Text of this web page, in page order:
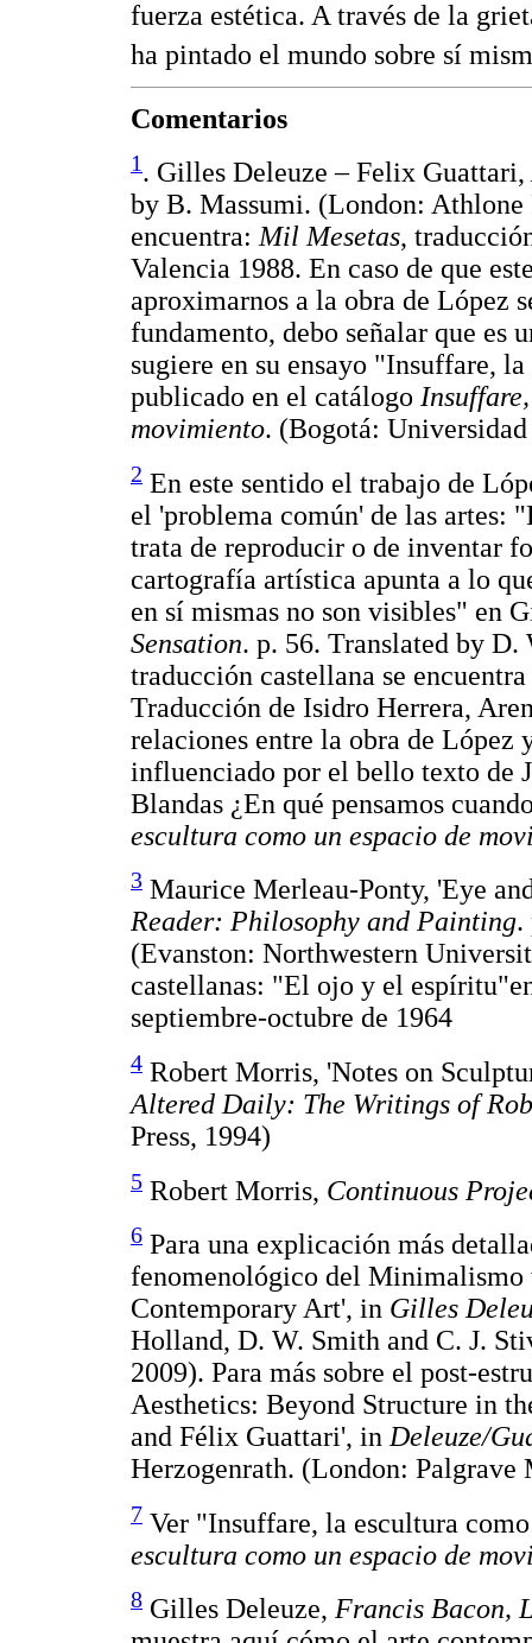
fuerza estética. A través de la
ha pintado el mundo sobre sí
Comentarios
1. Gilles Deleuze – Felix Guattari,
by B. Massumi. (London: Athlone
encuentra:Mil Mesetas,
Valencia 1988. En caso de que
aproximarnos a la obra de López
fundamento, debo señalar que es
sugiere en su ensayo "Insuffare,
publicado en el catálogo
movimiento. (Bogotá:
2 En este sentido el trabajo de
el 'problema común' de las artes:
trata de reproducir o de inventar
cartografía artística apunta a lo
en sí mismas no son visibles" en
Sensation. p. 56. Translated by
traducción castellana se encuentra
Traducción de Isidro Herrera,
relaciones entre la obra de
influenciado por el bello texto de
Blandas ¿En qué pensamos
escultura como un espacio de
3 Maurice Merleau-Ponty, 'Eye
Reader: Philosophy and Painting.
(Evanston: Northwestern
castellanas: "El ojo y el
septiembre-octubre de 1964
4 Robert Morris, 'Notes on
Altered Daily: The Writings of
Press, 1994)
5 Robert Morris, Continuous
6 Para una explicación más
fenomenológico del Minimalismo
Contemporary Art', in Gilles
Holland, D. W. Smith and C. J.
2009). Para más sobre el post-
Aesthetics: Beyond Structure in
and Félix Guattari', in Deleuze/
Herzogenrath. (London: Palgrave
7 Ver "Insuffare, la escultura
escultura como un espacio de
8 Gilles Deleuze, Francis Bacon,